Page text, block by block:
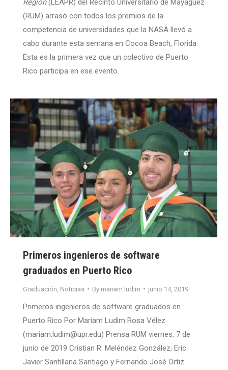
Region(LEAPR) del Recinto Universitario de Mayagüez
(RUM) arrasó con todos los premios de la
competencia de universidades que la NASA llevó a
cabo durante esta semana en Cocoa Beach, Florida.
Esta es la primera vez que un colectivo de Puerto
Rico participa en ese evento.
Primeros ingenieros de software
graduados en Puerto Rico
Graduación Noticias By mariam.ludim junio 14, 2019
Primeros ingenieros de software graduados en
Puerto Rico Por Mariam Ludim Rosa Vélez
(mariam.ludim@upr.edu) Prensa RUM viernes, 7 de
junio de 2019 Cristian R. Meléndez González, Eric
Javier Santillana Santiago y Fernando José Ortiz